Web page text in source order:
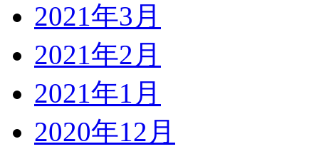
2021年3月
2021年2月
2021年1月
2020年12月